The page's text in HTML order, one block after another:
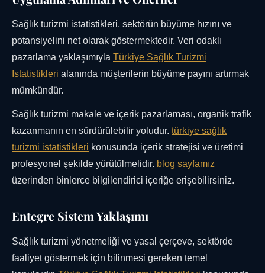
Sağlık turizmi istatistikleri, sektörün büyüme hızını ve
potansiyelini net olarak göstermektedir. Veri odaklı
pazarlama yaklaşımıyla Türkiye Sağlık Turizmi
Istatistikleri alanında müşterilerin büyüme payını artırmak
mümkündür.
Sağlık turizmi makale ve içerik pazarlaması, organik trafik
kazanmanın en sürdürülebilir yoludur. türkiye sağlık
turizmi istatistikleri konusunda içerik stratejisi ve üretimi
profesyonel şekilde yürütülmelidir. blog sayfamız
üzerinden binlerce bilgilendirici içeriğe erişebilirsiniz.
Entegre Sistem Yaklaşımı
Sağlık turizmi yönetmeliği ve yasal çerçeve, sektörde
faaliyet göstermek için bilinmesi gereken temel